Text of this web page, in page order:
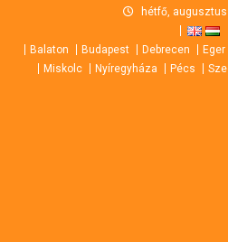
content
hétfő,
Balaton Budapest Debrecen Eger
Miskolc
Nyíregyháza Pécs